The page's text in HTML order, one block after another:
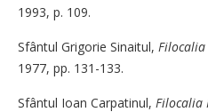
1993, p. 109.
Sfântul Grigorie Sinaitul, Filocalia
1977, pp. 131-133.
Sfântul Ioan Carpatinul, Filocalia